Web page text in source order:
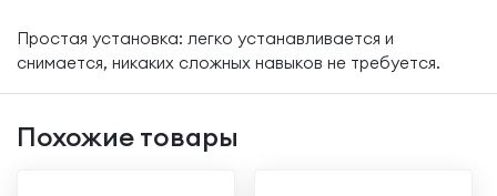
Простая установка: легко устанавливается и
снимается, никаких сложных навыков не требуется.
Похожие товары